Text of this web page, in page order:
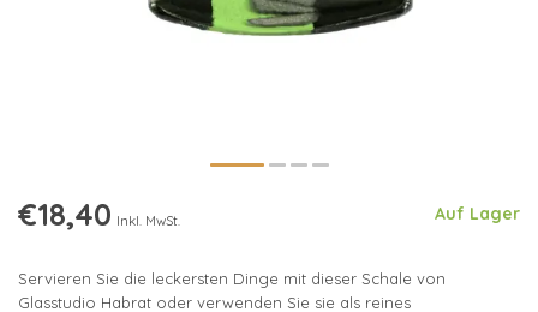
€18,40 Inkl. MwSt. Auf Lager
Servieren Sie die leckersten Dinge mit dieser Schale von
Glasstudio Habrat oder verwenden Sie sie als reines